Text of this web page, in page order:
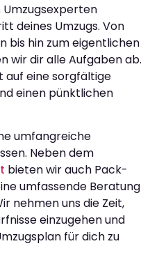
deines Umzugs. Von
bis hin zum eigentlichen
wir dir alle Aufgaben ab.
auf eine sorgfältige
einen pünktlichen
umfangreiche
Neben dem
bieten wir auch Pack-
umfassende Beratung
nehmen uns die Zeit,
einzugehen und
für dich zu